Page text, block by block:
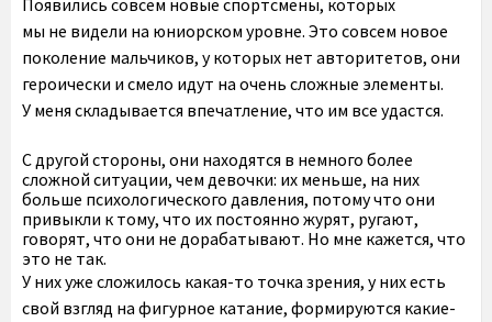
Появились совсем новые спортсмены, которых
мы не видели на юниорском уровне. Это совсем новое
поколение мальчиков, у которых нет авторитетов, они
героически и смело идут на очень сложные элементы.
У меня складывается впечатление, что им все удастся.
С другой стороны, они находятся в немного более
сложной ситуации, чем девочки: их меньше, на них
больше психологического давления, потому что они
привыкли к тому, что их постоянно журят, ругают,
говорят, что они не дорабатывают. Но мне кажется, что
это не так.
У них уже сложилось какая-то точка зрения, у них есть
свой взгляд на фигурное катание, формируются какие-